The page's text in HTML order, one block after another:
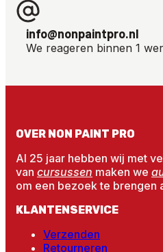
info@nonpaintpro.nl
We reageren binnen 1
OVER NON PAINT PRO
Al 25 jaar hebben wij met
van cursussen maken we
om een bezoek te
KLANTENSERVICE
Verzenden
Retourneren